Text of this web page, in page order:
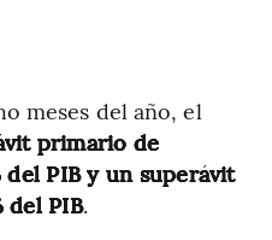
meses del año, el
primario de
del PIB y un superávit
del PIB.